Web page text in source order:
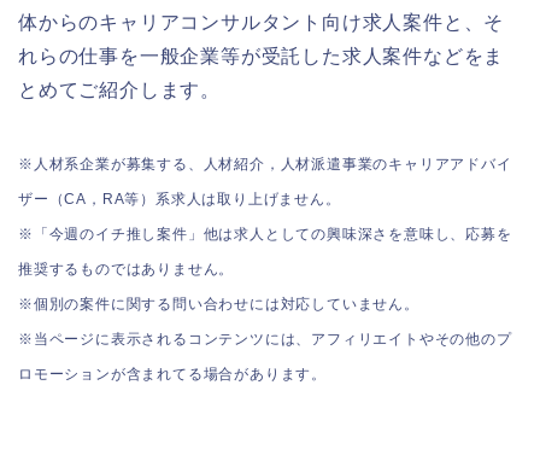
体からのキャリアコンサルタント向け求人案件と、そ
れらの仕事を一般企業等が受託した求人案件などをま
とめてご紹介します。
※人材系企業が募集する、人材紹介，人材派遣事業のキャリアアドバイ
ザー（CA，RA等）系求人は取り上げません。
※「今週のイチ推し案件」他は求人としての興味深さを意味し、応募を
推奨するものではありません。
※個別の案件に関する問い合わせには対応していません。
※当ページに表示されるコンテンツには、アフィリエイトやその他のプ
ロモーションが含まれてる場合があります。